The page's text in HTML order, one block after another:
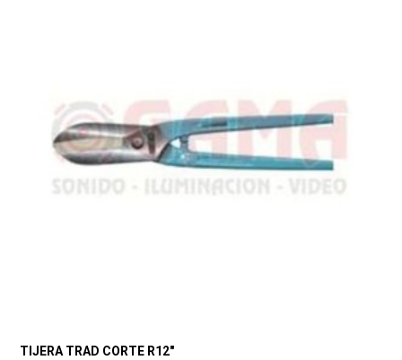
TIJERA TRAD CORTE R12″